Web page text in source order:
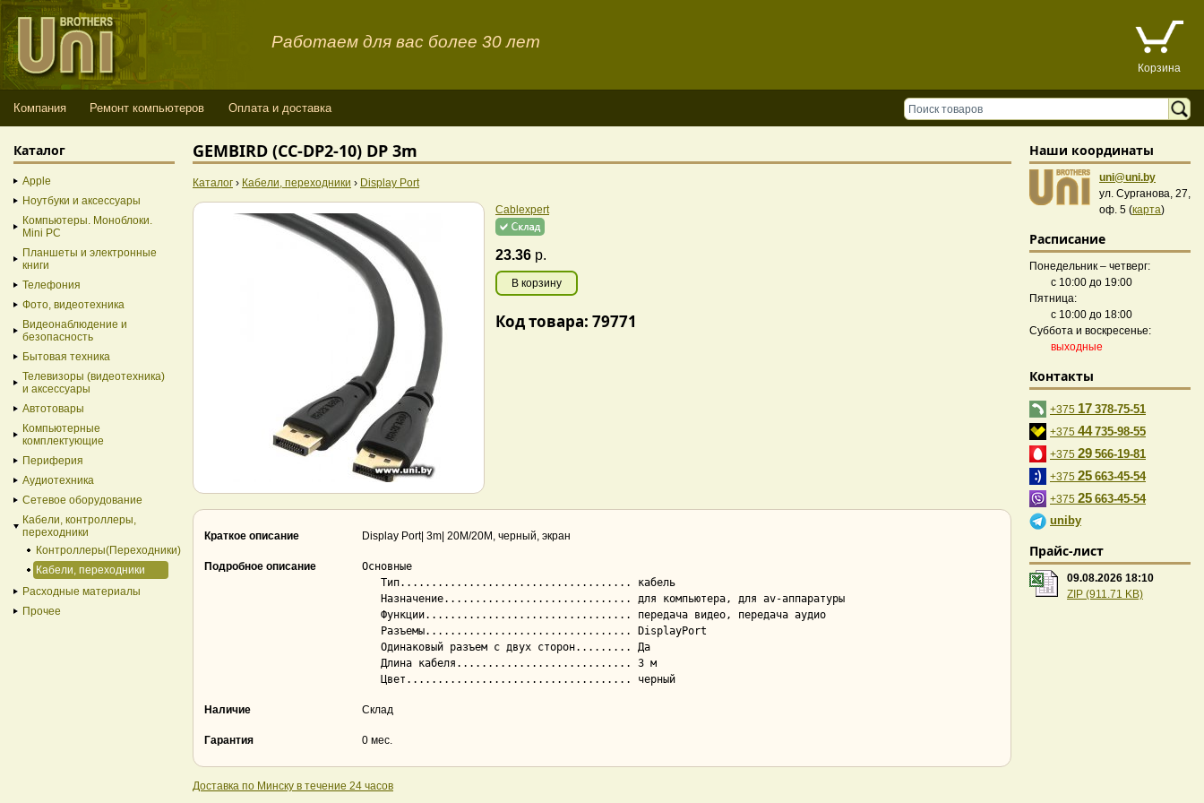
Работаем для вас более 30 лет
Корзина
Компания Ремонт компьютеров Оплата и доставка
GEMBIRD (CC-DP2-10) DP 3m
Каталог › Кабели, переходники › Display Port
Cablexpert
23.36 р.
В корзину
Код товара: 79771
Краткое описание Display Port| 3m| 20M/20M, черный, экран
Подробное описание
Основные
Наличие Склад
Гарантия 0 мес.
Доставка по Минску в течение 24 часов
Каталог
Apple
Ноутбуки и аксессуары
Компьютеры. Моноблоки.
Mini PC
Планшеты и электронные
книги
Телефония
Фото, видеотехника
Видеонаблюдение и
безопасность
Бытовая техника
Телевизоры (видеотехника)
и аксессуары
Автотовары
Компьютерные
комплектующие
Периферия
Аудиотехника
Сетевое оборудование
Кабели, контроллеры,
переходники
Контроллеры(Переходники)
Кабели, переходники
Расходные материалы
Прочее
Наши координаты
uni@uni.by
ул. Сурганова, 27,
оф. 5 (карта)
Расписание
Понедельник – четверг:
с 10:00 до 19:00
Пятница:
с 10:00 до 18:00
Суббота и воскресенье:
выходные
Контакты
+375 17 378-75-51
+375 44 735-98-55
+375 29 566-19-81
+375 25 663-45-54
+375 25 663-45-54
uniby
Прайс-лист
09.08.2026 18:10
ZIP (911.71 KB)